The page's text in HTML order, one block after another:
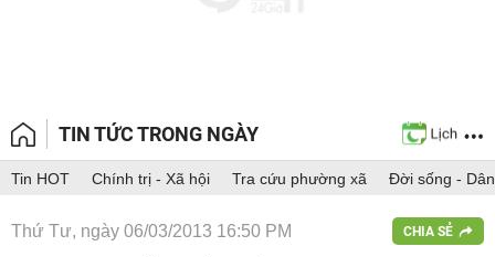
TIN TỨC TRONG NGÀY
Tin HOT Chính trị - Xã hội Tra cứu phường xã Đời sống -
Thứ Tư, ngày 06/03/2013 16:50 PM CHIA SẺ